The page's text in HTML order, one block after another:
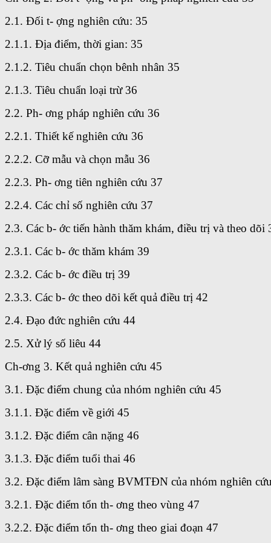
2.1. Đối t- ợng nghiên cứu: 35
2.1.1. Địa điểm, thời gian: 35
2.1.2. Tiêu chuẩn chọn bênh nhân 35
2.1.3. Tiêu chuẩn loại trừ 36
2.2. Ph- ơng pháp nghiên cứu 36
2.2.1. Thiết kế nghiên cứu 36
2.2.2. Cỡ mẫu và chọn mẫu 36
2.2.3. Ph- ơng tiên nghiên cứu 37
2.2.4. Các chỉ số nghiên cứu 37
2.3. Các b- ớc tiến hành thăm khám, điều trị và theo dõi
2.3.1. Các b- ớc thăm khám 39
2.3.2. Các b- ớc điều trị 39
2.3.3. Các b- ớc theo dõi kết quả điều trị 42
2.4. Đạo đức nghiên cứu 44
2.5. Xử lý số liêu 44
Ch-ơng 3. Kết quả nghiên cứu 45
3.1. Đặc điểm chung của nhóm nghiên cứu 45
3.1.1. Đặc điểm về giới 45
3.1.2. Đặc điểm cân nặng 46
3.1.3. Đặc điểm tuổi thai 46
3.2. Đặc điểm lâm sàng BVMTĐN của nhóm nghiên
3.2.1. Đặc điểm tổn th- ơng theo vùng 47
3.2.2. Đặc điểm tổn th- ơng theo giai đoạn 47